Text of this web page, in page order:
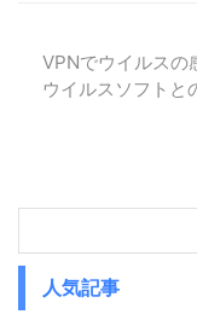
て解説します。 概要
ーサイトTOP10VPNが
Playストアで最も人気の
VPNでウイルスの
ウイルスソフトと
人気記事